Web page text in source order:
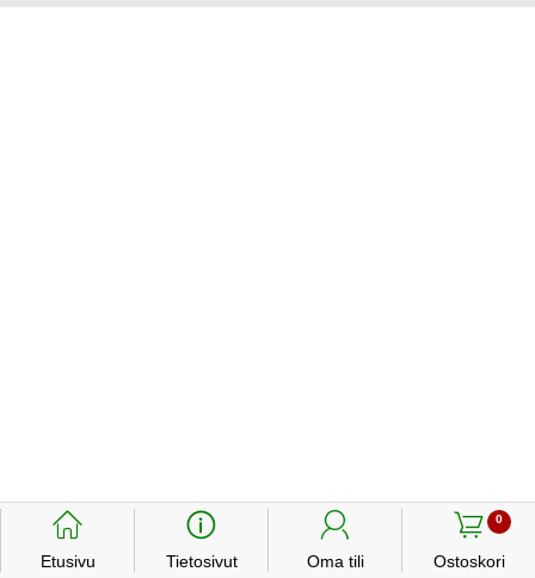
󰃱
Etusivu
󰈢
Tietosivut
󰃳
Oma tili
0
󰃦
Ostoskori